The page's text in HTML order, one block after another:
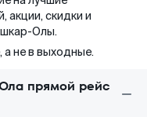
акции, скидки и
Олы.
а не в выходные.
прямой рейс